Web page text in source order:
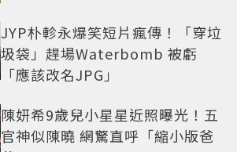
JYP朴軫永爆笑短片瘋傳！「穿垃
圾袋」趕場Waterbomb 被虧
「應該改名JPG」
陳妍希9歲兒小星星近照曝光！五
官神似陳曉 網驚直呼「縮小版爸